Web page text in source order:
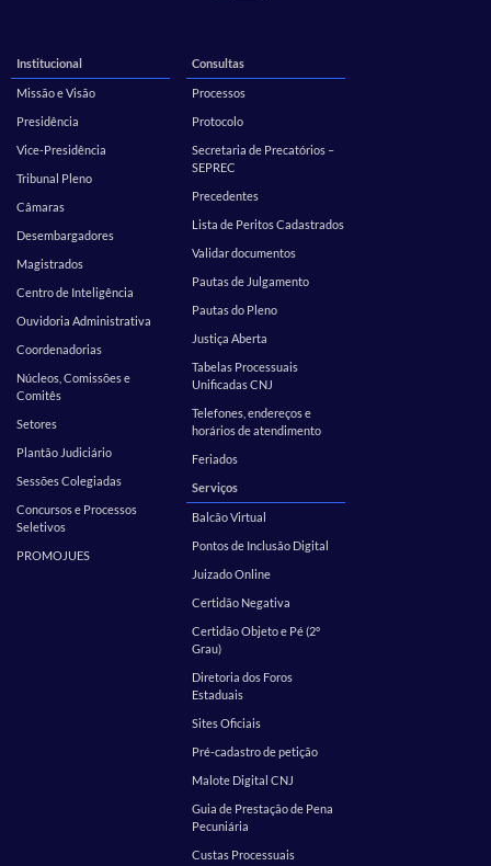
Institucional
Missão e Visão
Presidência
Vice-Presidência
Tribunal Pleno
Câmaras
Desembargadores
Magistrados
Centro de Inteligência
Ouvidoria Administrativa
Coordenadorias
Núcleos, Comissões e
Comitês
Setores
Plantão Judiciário
Sessões Colegiadas
Concursos e Processos
Seletivos
PROMOJUES
Consultas
Processos
Protocolo
Secretaria de Precatórios –
SEPREC
Precedentes
Lista de Peritos Cadastrados
Validar documentos
Pautas de Julgamento
Pautas do Pleno
Justiça Aberta
Tabelas Processuais
Unificadas CNJ
Telefones, endereços e
horários de atendimento
Feriados
Serviços
Balcão Virtual
Pontos de Inclusão Digital
Juizado Online
Certidão Negativa
Certidão Objeto e Pé (2º
Grau)
Diretoria dos Foros
Estaduais
Sites Oficiais
Pré-cadastro de petição
Malote Digital CNJ
Guia de Prestação de Pena
Pecuniária
Custas Processuais